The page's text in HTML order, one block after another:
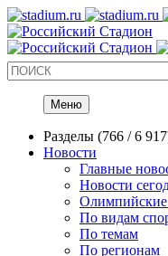
Меню
Разделы (766 / 6
Новости
Главные
Новости
Олимпийские
По видам
По темам
По регионам